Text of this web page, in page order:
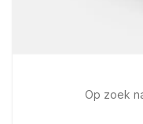
Op zoek